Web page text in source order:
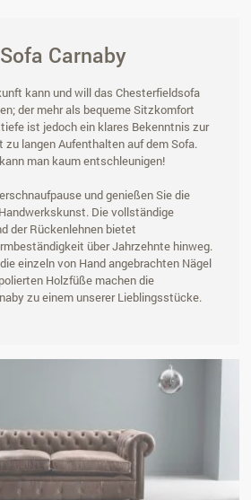
Carnaby
kann und will das Chesterfieldsofa
der mehr als bequeme Sitzkomfort
ist jedoch ein klares Bekenntnis zur
zu langen Aufenthalten auf dem Sofa.
man kaum entschleunigen!
und genießen Sie die
Die vollständige
der Rückenlehnen bietet
über Jahrzehnte hinweg.
einzeln von Hand angebrachten Nägel
Holzfüße machen die
zu einem unserer Lieblingsstücke.